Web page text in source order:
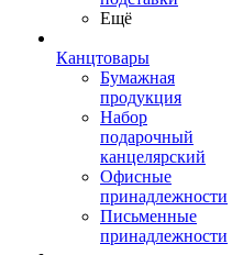
Ещё
Канцтовары
Бумажная
продукция
Набор
подарочный
канцелярский
Офисные
принадлежности
Письменные
принадлежности